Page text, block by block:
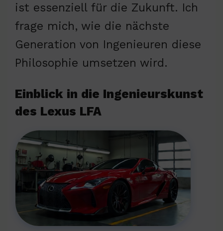
ist essenziell für die Zukunft. Ich
frage mich, wie die nächste
Generation von Ingenieuren diese
Philosophie umsetzen wird.
Einblick in die Ingenieurskunst
des Lexus LFA